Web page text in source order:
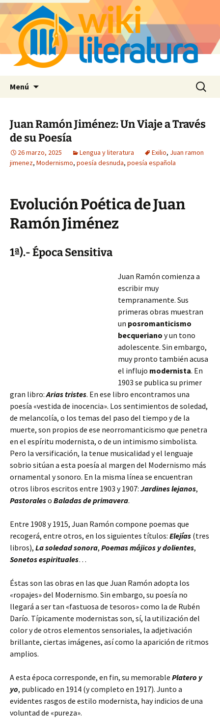
Menú Buscar:
Juan Ramón Jiménez: Un Viaje a Través
de su Poesía
26 marzo, 2025 Lengua y literatura Exilio, Juan ramon
jimenez, Modernismo, poesía desnuda, poesía española
Evolución Poética de Juan
Ramón Jiménez
1ª).- Época Sensitiva
Juan Ramón comienza a
escribir muy
tempranamente. Sus
primeras obras muestran
un posromanticismo
becqueriano y un tono
adolescente. Sin embargo,
muy pronto también acusa
el influjo modernista. En
1903 se publica su primer
gran libro:Arias tristes. En ese libro encontramos una
poesía «vestida de inocencia». Los sentimientos de soledad,
de melancolía, o los temas del paso del tiempo y de la
muerte, son propios de ese neorromanticismo que penetra
en el espíritu modernista, o de un intimismo simbolista.
Pero la versificación, la tenue musicalidad y el lenguaje
sobrio sitúan a esta poesía al margen del Modernismo más
ornamental y sonoro. En la misma línea se encuentran
otros libros escritos entre 1903 y 1907: Jardines lejanos,
Pastoraleso Baladas de primavera.
Entre 1908 y 1915, Juan Ramón compone poemas que
recogerá, entre otros, en los siguientes títulos: Elejías (tres
libros), La soledad sonora, Poemas májicos y dolientes,
Sonetos espirituales…
Éstas son las obras en las que Juan Ramón adopta los
«ropajes» del Modernismo. Sin embargo, su poesía no
llegará a ser tan «fastuosa de tesoros» como la de Rubén
Darío. Típicamente modernistas son, sí, la utilización del
color y de otros elementos sensoriales, la adjetivación
brillante, ciertas imágenes, así como la aparición de ritmos
amplios.
A esta época corresponde, en fin, su memorable Platero y
yo, publicado en 1914 (y completo en 1917). Junto a
evidentes rasgos de estilo modernista, hay indicios de una
voluntad de «pureza».